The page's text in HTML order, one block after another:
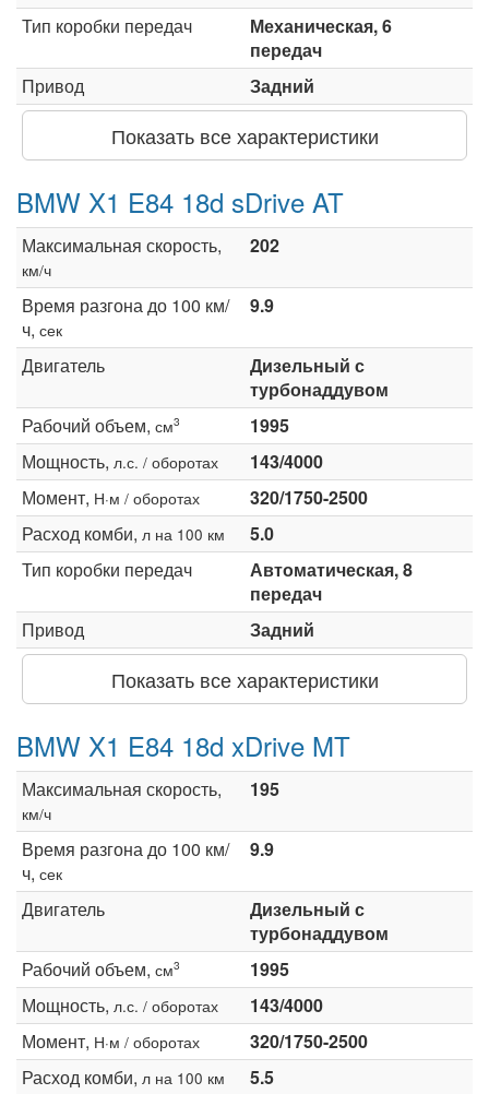
Тип коробки передач
Механическая, 6
передач
Привод
Задний
Показать все характеристики
BMW X1 E84 18d sDrive AT
Максимальная скорость,
км/ч
202
Время разгона до 100 км/
ч, сек
9.9
Двигатель
Дизельный с
турбонаддувом
Рабочий объем, см3
1995
Мощность, л.с. / оборотах
143/4000
Момент, Н·м / оборотах
320/1750-2500
Расход комби, л на 100 км
5.0
Тип коробки передач
Автоматическая, 8
передач
Привод
Задний
Показать все характеристики
BMW X1 E84 18d xDrive MT
Максимальная скорость,
км/ч
195
Время разгона до 100 км/
ч, сек
9.9
Двигатель
Дизельный с
турбонаддувом
Рабочий объем, см3
1995
Мощность, л.с. / оборотах
143/4000
Момент, Н·м / оборотах
320/1750-2500
Расход комби, л на 100 км
5.5